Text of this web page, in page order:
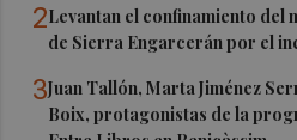
2Levantan el confinamiento del
de Sierra Engarcerán por el
3Juan Tallón, Marta Jiménez
Boix, protagonistas de la